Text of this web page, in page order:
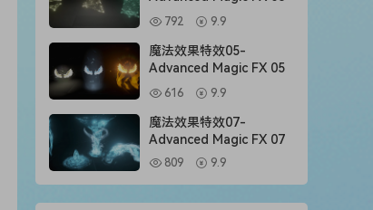
792 9.9
魔法效果特效05-
Advanced Magic FX 05
616 9.9
魔法效果特效07-
Advanced Magic FX 07
809 9.9